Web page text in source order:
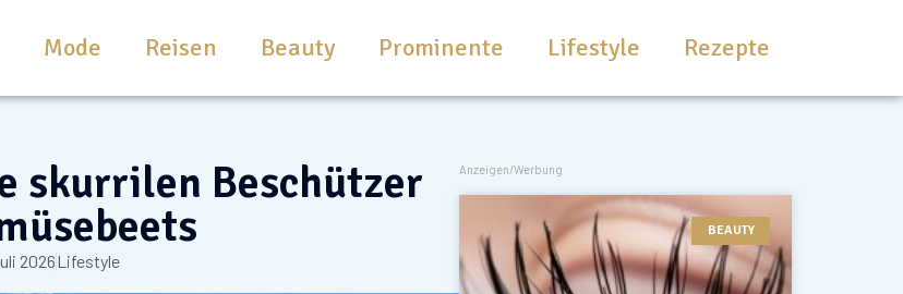
Mode Reisen Beauty Prominente Lifestyle Rezepte
skurrilen Beschützer
2026Lifestyle
Anzeigen/Werbung
BEAUTY